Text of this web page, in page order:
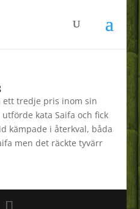
ett tredje pris inom sin
kata Saifa och fick
kämpade i återkval, båda
men det räckte tyvärr